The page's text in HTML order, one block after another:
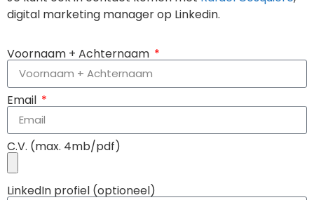
digital marketing manager op Linkedin.
Voornaam + Achternaam
Email
C.V. (max. 4mb/pdf)
LinkedIn profiel (optioneel)